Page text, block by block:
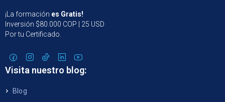
¡La formación es Gratis!
Inversión $80.000 COP | 25 USD
Por tu Certificado.
Visita nuestro blog:
Blog